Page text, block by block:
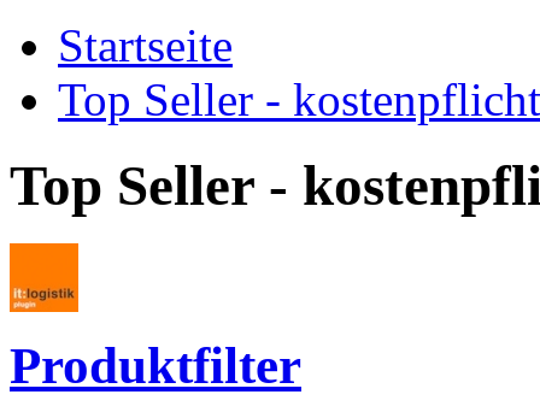
Startseite
Top Seller -
Top Seller -
Produktfilter